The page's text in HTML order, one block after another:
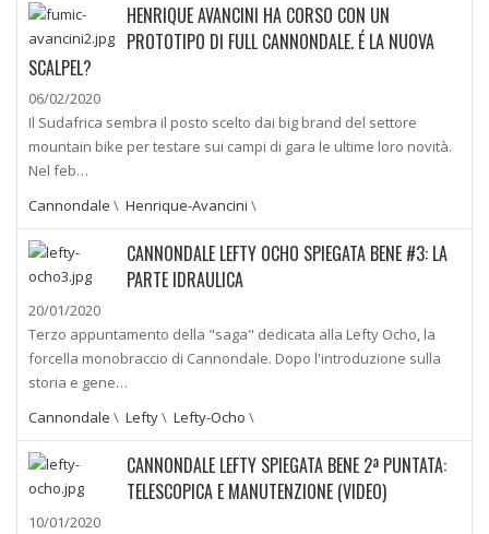
HENRIQUE AVANCINI HA CORSO CON UN
PROTOTIPO DI FULL CANNONDALE. É LA NUOVA
SCALPEL?
06/02/2020
Il Sudafrica sembra il posto scelto dai big brand del settore
mountain bike per testare sui campi di gara le ultime loro novità.
Nel feb…
Cannondale \ Henrique-Avancini \
CANNONDALE LEFTY OCHO SPIEGATA BENE #3: LA
PARTE IDRAULICA
20/01/2020
Terzo appuntamento della "saga" dedicata alla Lefty Ocho, la
forcella monobraccio di Cannondale. Dopo l'introduzione sulla
storia e gene…
Cannondale \ Lefty\ Lefty-Ocho \
CANNONDALE LEFTY SPIEGATA BENE 2ª PUNTATA:
TELESCOPICA E MANUTENZIONE (VIDEO)
10/01/2020